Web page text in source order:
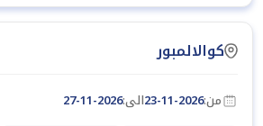
كوالالمبور
من:23-11-2026الى:27-11-2026